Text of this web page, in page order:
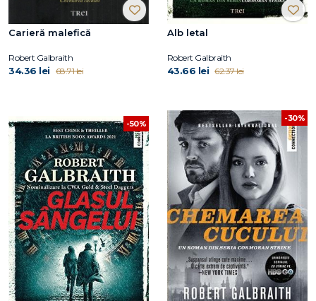
Carieră malefică
Robert Galbraith
34.36 lei 68.71 lei
Alb letal
Robert Galbraith
43.66 lei 62.37 lei
-50%
-30%